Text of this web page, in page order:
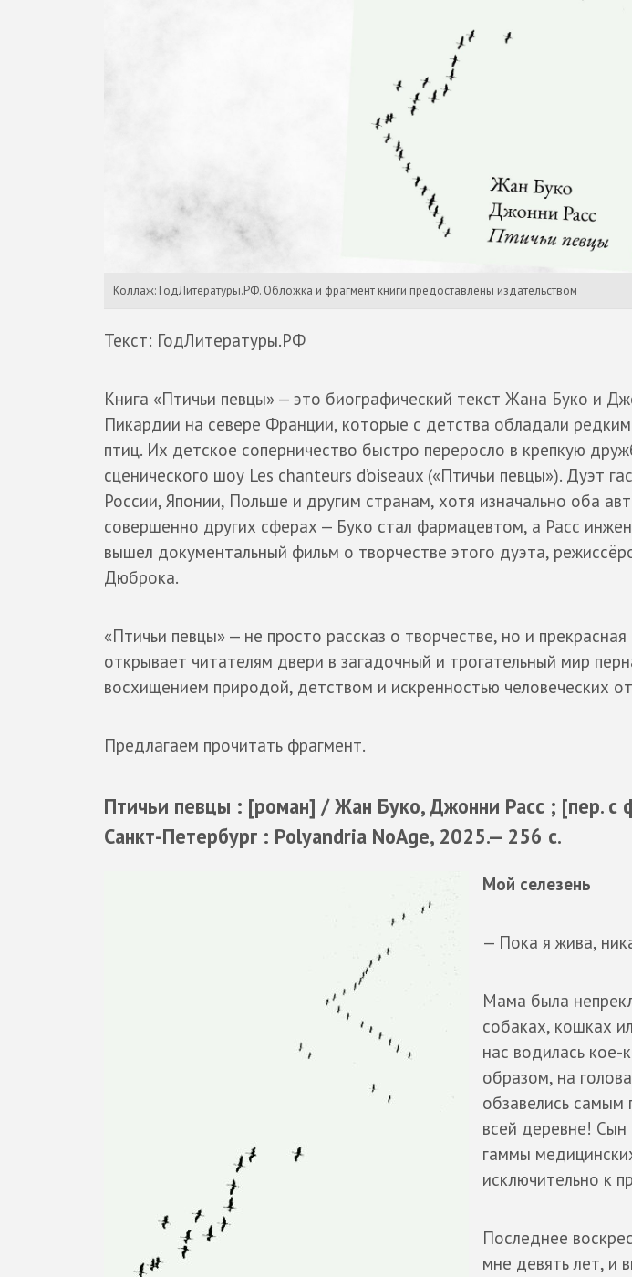
Коллаж: ГодЛитературы.РФ. Обложка и фрагмент книги предоставлены издательством
Текст: ГодЛитературы.РФ
Книга «Птичьи певцы» — это биографический текст Жана Буко и
Пикардии на севере Франции, которые с детства обладали
птиц. Их детское соперничество быстро переросло в крепкую
сценического шоу Les chanteurs d’oiseaux («Птичьи певцы»). Дуэт
России, Японии, Польше и другим странам, хотя изначально оба
совершенно других сферах — Буко стал фармацевтом, а Расс
вышел документальный фильм о творчестве этого дуэта,
Дюброка.
«Птичьи певцы» — не просто рассказ о творчестве, но и
открывает читателям двери в загадочный и трогательный мир
восхищением природой, детством и искренностью человеческих
Предлагаем прочитать фрагмент.
Птичьи певцы : [роман] / Жан Буко, Джонни Расс ; [пер.
Санкт-Петербург : Polyandria NoAge, 2025.— 256 с.
Мой селезень
— Пока я жива,
Мама была
собаках, кошках
нас водилась кое-
образом, на
обзавелись
всей деревне! Сын
гаммы
исключительно к
Последнее
мне девять лет, и